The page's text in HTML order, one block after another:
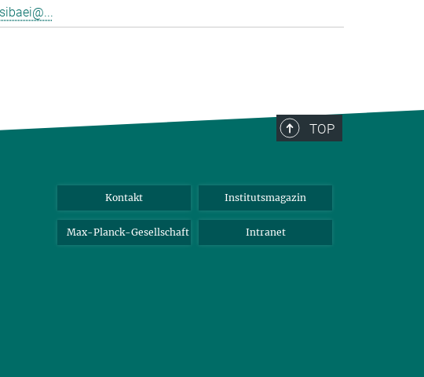
TOP
Kontakt Institutsmagazin
Max-Planck-Gesellschaft Intranet